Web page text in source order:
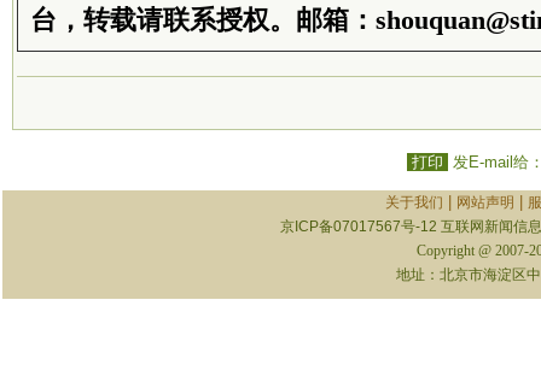
台，转载请联系授权。邮箱：
打印 发E-mail给
关于我们 网站声明
京ICP备07017567号-12 互联网新闻信
Copyright @ 2007-
地址：北京市海淀区